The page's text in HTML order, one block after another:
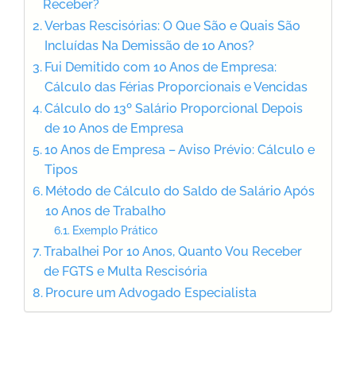
Receber?
Verbas Rescisórias: O Que São e Quais São
Incluídas Na Demissão de 10 Anos?
Fui Demitido com 10 Anos de Empresa:
Cálculo das Férias Proporcionais e Vencidas
Cálculo do 13º Salário Proporcional Depois
de 10 Anos de Empresa
10 Anos de Empresa – Aviso Prévio: Cálculo e
Tipos
Método de Cálculo do Saldo de Salário Após
10 Anos de Trabalho
Exemplo Prático
Trabalhei Por 10 Anos, Quanto Vou Receber
de FGTS e Multa Rescisória
Procure um Advogado Especialista